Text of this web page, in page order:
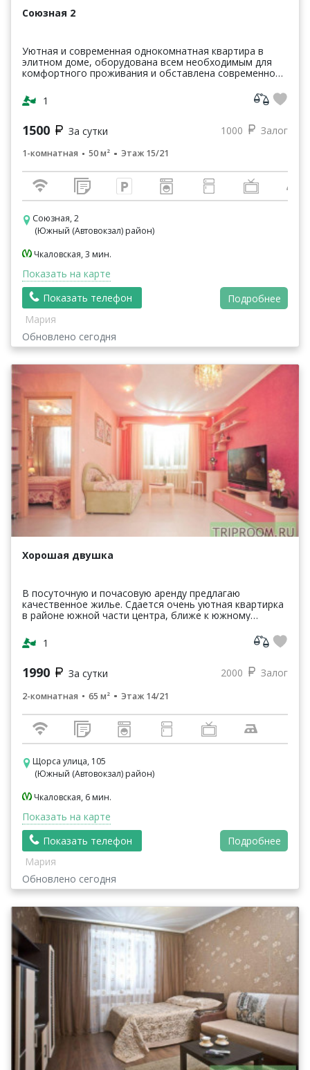
Союзная 2
Уютная и современная однокомнатная квартира в
элитном доме, оборудована всем необходимым для
комфортного проживания и обставлена современной
Wi-Fi....1
1500 За сутки 1000 Залог
1-комнатная 50 м² Этаж 15/21
Союзная, 2
(Южный (Автовокзал) район)
Чкаловская, 3 мин.
Показать на карте
Показать телефон
Подробнее
Мария
Обновлено сегодня
Хорошая двушка
В посуточную и почасовую аренду предлагаю
качественное жилье. Сдается очень уютная квартирка
в районе южной части центра, ближе к южному
Рядом торгово-...
1
1990 За сутки 2000 Залог
2-комнатная 65 м² Этаж 14/21
Щорса улица, 105
(Южный (Автовокзал) район)
Чкаловская, 6 мин.
Показать на карте
Показать телефон
Подробнее
Мария
Обновлено сегодня